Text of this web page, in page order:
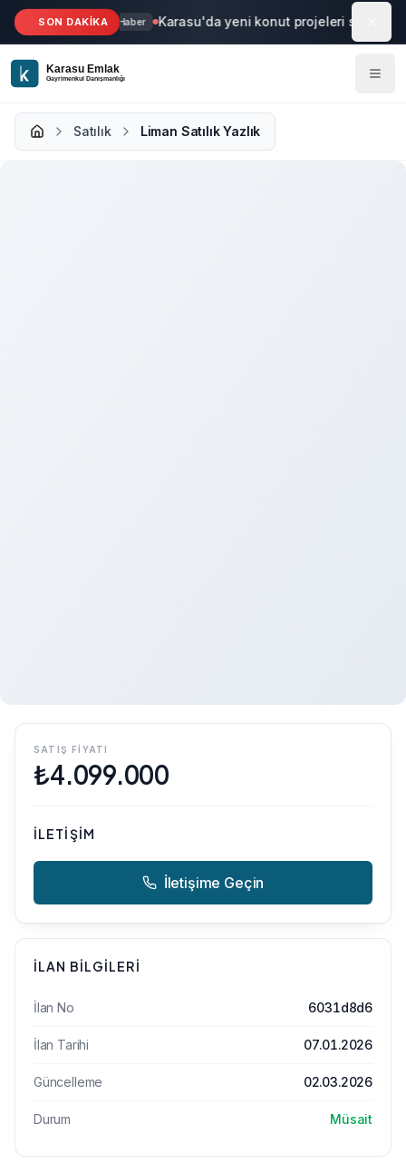
Ana içeriğe geç
SON DAKİKA Haber Karasu'da yeni konut projeleri start aldı
Satılık Liman Satılık Yazlık
SATIŞ FIYATI
₺4.099.000
İLETIŞIM
İletişime Geçin
İLAN BILGILERI
İlan No 6031d8d6
İlan Tarihi 07.01.2026
Güncelleme 02.03.2026
Durum Müsait